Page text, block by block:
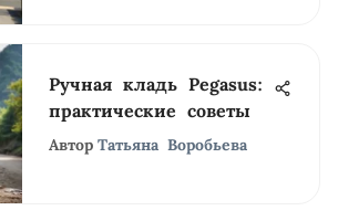
Ручная кладь Pegasus:
практические советы
Автор Татьяна Воробьева